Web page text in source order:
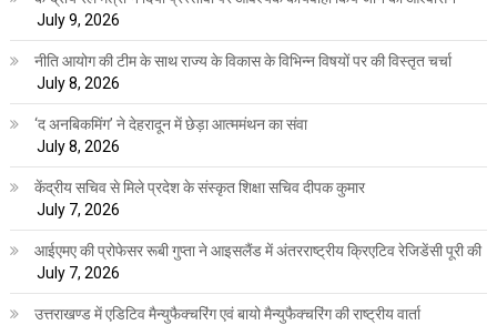
July 9, 2026
नीति आयोग की टीम के साथ राज्य के विकास के विभिन्न विषयों पर की विस्तृत चर्चा
July 8, 2026
‘द अनबिकमिंग’ ने देहरादून में छेड़ा आत्ममंथन का संवा
July 8, 2026
केंद्रीय सचिव से मिले प्रदेश के संस्कृत शिक्षा सचिव दीपक कुमार
July 7, 2026
आईएमए की प्रोफेसर रूबी गुप्ता ने आइसलैंड में अंतरराष्ट्रीय क्रिएटिव रेजिडेंसी पूरी की
July 7, 2026
उत्तराखण्ड में एडिटिव मैन्युफैक्चरिंग एवं बायो मैन्युफैक्चरिंग की राष्ट्रीय वार्ता